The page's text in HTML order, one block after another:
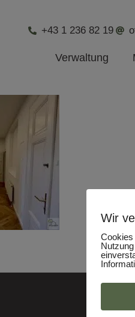
+43 1 236 82 19
Verwaltung
Wir
Cookies